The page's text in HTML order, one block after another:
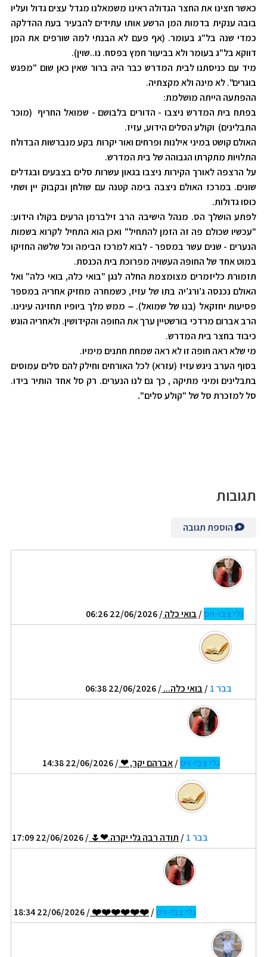
כאשר חצינו את החצר הגדולה ראינו משמאלנו מגדל עצים גדול ועליו
בובה ענקית בדמות המן הרשע אותו עתידים להבעיר בעת ההדלקה
כמדי שנה בל"ג בעומר. (אף פעם לא הבנתי למה שורפים את המן
דווקא בל"ג בעומר ולא בביעור חמץ בפסח. נו..שוין).
מיד עם כניסתנו לבית המדרש כבר היה ברור שאין כאן שום "מפגש
בוגרים". לא מינה ולא מקצתיה.
ההפתעה הייתה מושלמת:
בפתח בית המדרש ניצבו - הדורים בלבושם - שמואל החריף (מוכר
התבלינים) וקולע הסלים הידוע, עזיז.
האולם קושט במיני אילנות ופרחים ואור יקרות בקע מנברשות הבדולח
התלויות מתקרתו הגבוהה של בית המדרש.
על הרצפה לאורך הקירות ניצבו בגאון עשרות סלים בצבעים ובגדלים
שונים. במרכז האולם ניצבה בימה קטנה עם שולחן ובקבוק יין ושתי
כוסו גדולות.
לפתע הושלך הס. מנהל הישיבה הרב זילברמן הרעים בקולו הידוע:
"עכשיו שכולם פה זה הזמן להתחיל" ואכן הוא התחיל לקרוא בשמות
הנערים - שנים עשר במספר - לבוא למרכז הבימה וכל שלשה החזיקו
במוט אחד של החופה העשויה מפרוכת בית הכנסת.
תזמורת כליזמרים מצומצמת החלה לנגן "בואי כלה, בואי כלה" ואל
האולם נכנסה ג'ורג'יה בתו של עזיז, כשמחרה מחזיק אחריה במספר
פסיעות יחזקאל (בנו של שמואל).– ממש מלך ביופיו תחזינה עינינו.
הרב אברום מרדכי בורשטיין ערך את החופה והקידושין. ולאחריה הוגש
כיבוד בחצר בית המדרש.
מי שלא ראה חופה זו לא ראה שמחת חתנים מימיו.
בסוף הערב ניגש עזיז (עזרא) לכל האורחים וחילק להם סלים עמוסים
בתבלינים ומיני מתיקה , כך גם לנו הנערים. רק סל אחד הותיר בידו.
סל למזכרת סל של "קולע סלים".
תגובות
הוספת תגובה
גלי צבי-ויס/ בואי כלה/ 22/06/2026 06:26
בבר 1 / בואי כלה.../ 22/06/2026 06:38
גלי צבי-ויס/אברהם יקר, ❤/ 22/06/2026 14:38
בבר 1 / תודה רבה גלי יקרה.❤🌷 / 22/06/2026 17:09
גלי צבי-ויס/
❤️❤️❤️❤️❤️❤️
/ 22/06/2026 18:34